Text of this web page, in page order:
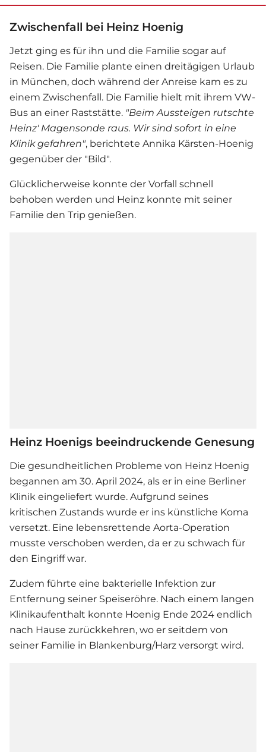
Zwischenfall bei Heinz Hoenig
Jetzt ging es für ihn und die Familie sogar auf
Reisen. Die Familie plante einen dreitägigen Urlaub
in München, doch während der Anreise kam es zu
einem Zwischenfall. Die Familie hielt mit ihrem VW-
Bus an einer Raststätte. "Beim Aussteigen rutschte
Heinz' Magensonde raus. Wir sind sofort in eine
Klinik gefahren", berichtete Annika Kärsten-Hoenig
gegenüber der "Bild".
Glücklicherweise konnte der Vorfall schnell
behoben werden und Heinz konnte mit seiner
Familie den Trip genießen.
Heinz Hoenigs beeindruckende Genesung
Die gesundheitlichen Probleme von Heinz Hoenig
begannen am 30. April 2024, als er in eine Berliner
Klinik eingeliefert wurde. Aufgrund seines
kritischen Zustands wurde er ins künstliche Koma
versetzt. Eine lebensrettende Aorta-Operation
musste verschoben werden, da er zu schwach für
den Eingriff war.
Zudem führte eine bakterielle Infektion zur
Entfernung seiner Speiseröhre. Nach einem langen
Klinikaufenthalt konnte Hoenig Ende 2024 endlich
nach Hause zurückkehren, wo er seitdem von
seiner Familie in Blankenburg/Harz versorgt wird.